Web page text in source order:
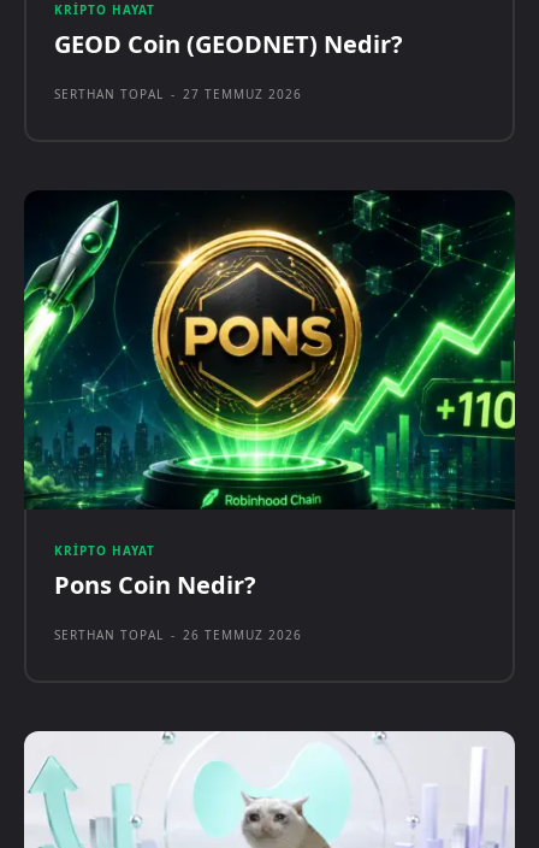
KRIPTO HAYAT
GEOD Coin (GEODNET) Nedir?
SERTHAN TOPAL - 27 TEMMUZ 2026
KRIPTO HAYAT
Pons Coin Nedir?
SERTHAN TOPAL - 26 TEMMUZ 2026